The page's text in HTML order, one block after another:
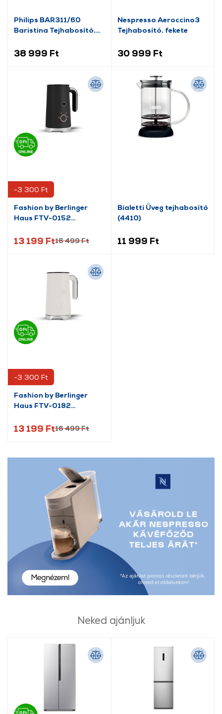
Philips BAR311/60
Baristina Tejhabosító,
38 999 Ft
Nespresso Aeroccino3
Tejhabosító, fekete
30 999 Ft
-3 300 Ft
Fashion by Berlinger
Haus FTV-0152
fekete/rózsaarany
13 199 Ft16 499 Ft
Bialetti Üveg tejhabosító
(4410)
11 999 Ft
-3 300 Ft
Fashion by Berlinger
Haus FTV-0182
13 199 Ft16 499 Ft
Neked ajánljuk